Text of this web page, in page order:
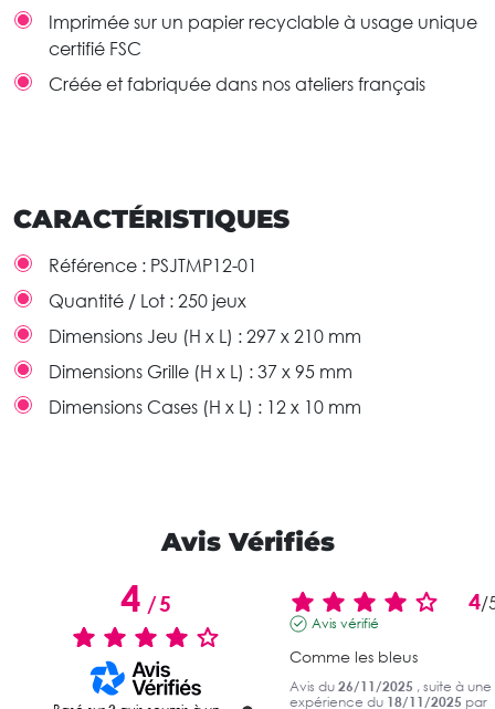
Imprimée sur un papier recyclable à usage unique
certifié FSC
Créée et fabriquée dans nos ateliers français
CARACTÉRISTIQUES
Référence : PSJTMP12-01
Quantité / Lot : 250 jeux
Dimensions Jeu (H x L) : 297 x 210 mm
Dimensions Grille (H x L) : 37 x 95 mm
Dimensions Cases (H x L) : 12 x 10 mm
Avis Vérifiés
4/5 4/
Avis vérifié
Comme les bleus
Avis du 26/11/2025 , suite à une
expérience du 18/11/2025 par